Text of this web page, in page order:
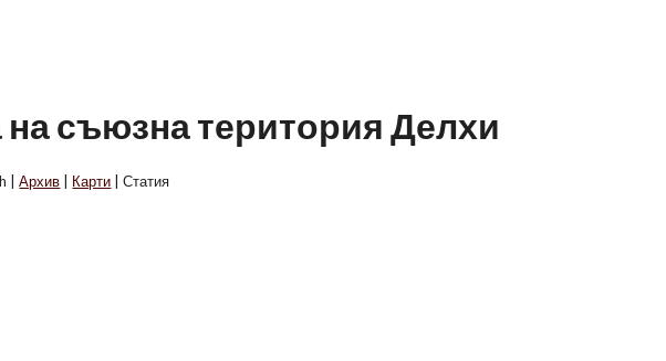
на съюзна територия Делхи
|Архив Карти | Статия
-